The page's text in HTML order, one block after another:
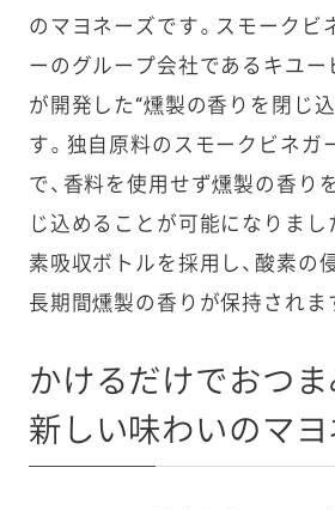
のマヨネーズです。スモークビ
ーのグループ会社であるキユー
が開発した“燻製の香りを閉じ
す。独自原料のスモークビネガ
で、香料を使用せず燻製の香り
じ込めることが可能になりまし
素吸収ボトルを採用し、酸素の
長期間燻製の香りが保持されま
かけるだけでおつま
新しい味わいのマ